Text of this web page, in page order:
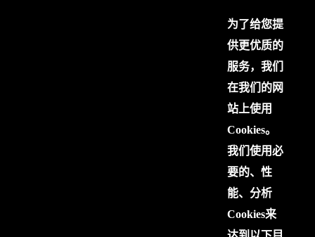
为了给您提
供更优质的
服务，我们
在我们的网
站上使用
Cookies。
我们使用必
要的、性
能、分析
Cookies来